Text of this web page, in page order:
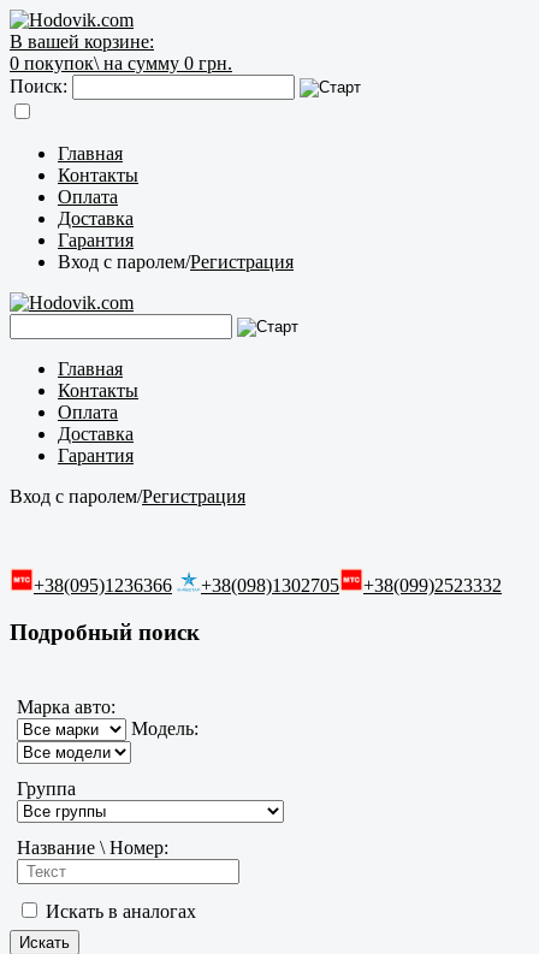
В вашей корзине:
0 покупок\ на сумму 0 грн.
Поиск:
Главная
Контакты
Оплата
Доставка
Гарантия
Вход с паролем/Регистрация
Главная
Контакты
Оплата
Доставка
Гарантия
Вход с паролем/Регистрация
+38(095)1236366 +38(098)1302705 +38(099)2523332
Подробный поиск
Марка авто:
Модель:
Группа
Название \ Номер:
Искать в аналогах